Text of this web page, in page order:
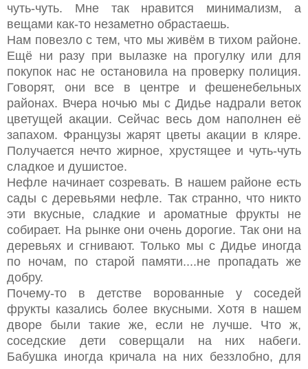
чуть-чуть. Мне так нравится минимализм, а
вещами как-то незаметно обрастаешь.
Нам повезло с тем, что мы живём в тихом районе.
Ещё ни разу при вылазке на прогулку или для
покупок нас не остановила на проверку полиция.
Говорят, они все в центре и фешенебельных
районах. Вчера ночью мы с Дидье надрали веток
цветущей акации. Сейчас весь дом наполнен её
запахом. Французы жарят цветы акации в кляре.
Получается нечто жирное, хрустящее и чуть-чуть
сладкое и душистое.
Нефле начинает созревать. В нашем районе есть
сады с деревьями нефле. Так странно, что никто
эти вкусные, сладкие и ароматные фрукты не
собирает. На рынке они очень дорогие. Так они на
деревьях и сгнивают. Только мы с Дидье иногда
по ночам, по старой памяти....не пропадать же
добру.
Почему-то в детстве ворованные у соседей
фрукты казались более вкусными. Хотя в нашем
дворе были такие же, если не лучше. Что ж,
соседские дети соверщали на них набеги.
Бабушка иногда кричала на них беззлобно, для